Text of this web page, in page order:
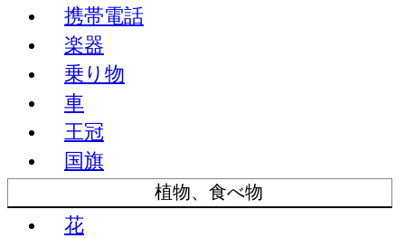
携帯電話
楽器
乗り物
車
王冠
国旗
植物、食べ物
花